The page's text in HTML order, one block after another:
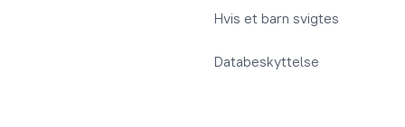
Hvis et barn svigtes
Databeskyttelse